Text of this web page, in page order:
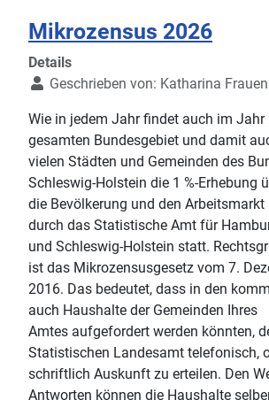
Mikrozensus 2026
Details
Geschrieben von: Katharina Frauen
Wie in jedem Jahr findet auch im Jahr
gesamten Bundesgebiet und damit
vielen Städten und Gemeinden des
Schleswig-Holstein die 1 %-Erhebung
die Bevölkerung und den
durch das Statistische Amt für
und Schleswig-Holstein statt.
ist das Mikrozensusgesetz vom 7.
2016. Das bedeutet, dass in den
auch Haushalte der Gemeinden Ihres
Amtes aufgefordert werden könnten,
Statistischen Landesamt telefonisch,
schriftlich Auskunft zu erteilen. Den
Antworten können die Haushalte